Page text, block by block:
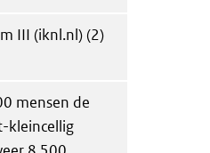
III (iknl.nl) (2)
mensen de
kleincellig